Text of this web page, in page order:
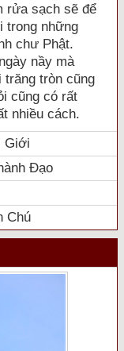
rửa sạch sẽ để
trong những
chư Phật.
nầy mà
trăng tròn cũng
cũng có rất
nhiều cách.
Giới
Đạo
Chú